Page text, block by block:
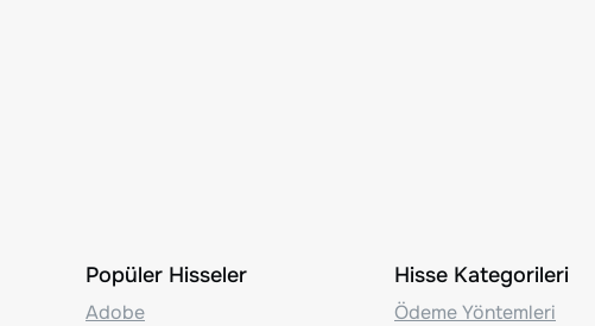
Popüler Hisseler
Adobe
Hisse Kategorileri
Ödeme Yöntemleri